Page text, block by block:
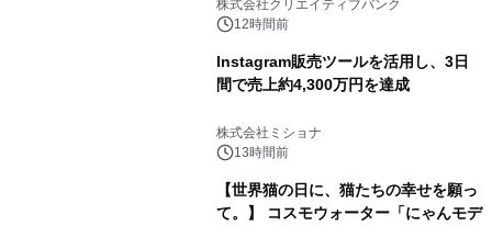
株式会社クリエイティブバンク
12時間前
Instagram販売ツールを活用し、3日
間で売上約4,300万円を達成
株式会社ミショナ
13時間前
【世界猫の日に、猫たちの幸せを願っ
て。】 コスモウォーター「にゃんモデ